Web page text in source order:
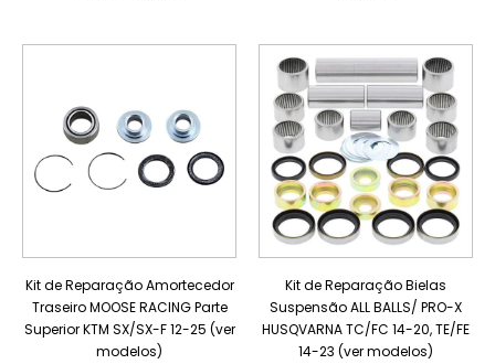
Kit de Reparação Amortecedor
Traseiro MOOSE RACING Parte
Superior KTM SX/SX-F 12-25 (ver
modelos)
PROMOÇÃO
Kit de Reparação Bielas
Suspensão ALL BALLS/ PRO-X
HUSQVARNA TC/FC 14-20, TE/FE
14-23 (ver modelos)